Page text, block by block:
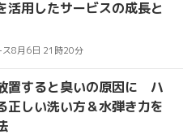
活用したサービスの成長と
8月6日 21時20分
置すると臭いの原因に ハ
正しい洗い方＆水弾き力を